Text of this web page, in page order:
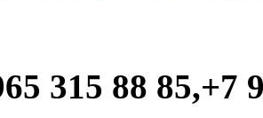
315 88 85,+7